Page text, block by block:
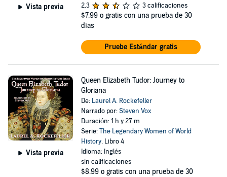
Vista previa
2.3
3 calificaciones
$7.99 o gratis con una prueba de 30
días
Pruebe Estándar gratis
Vista previa
Queen Elizabeth Tudor: Journey to
Gloriana
De: Laurel A. Rockefeller
Narrado por:Steven Vox
Duración: 1 h y 27 m
Serie:The Legendary Women of World
History, Libro 4
Idioma: Inglés
sin calificaciones
$8.99 o gratis con una prueba de 30